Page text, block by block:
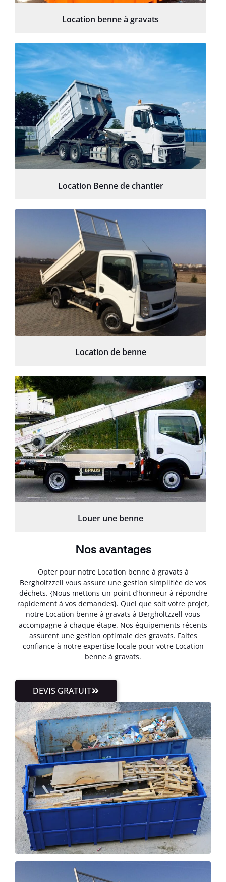
Location benne à gravats
Location Benne de chantier
Location de benne
Louer une benne
Nos avantages
Opter pour notre Location benne à gravats à
Bergholtzzell vous assure une gestion simplifiée de vos
déchets. {Nous mettons un point d’honneur à répondre
rapidement à vos demandes}. Quel que soit votre projet,
notre Location benne à gravats à Bergholtzzell vous
accompagne à chaque étape. Nos équipements récents
assurent une gestion optimale des gravats. Faites
confiance à notre expertise locale pour votre Location
benne à gravats.
DEVIS GRATUIT